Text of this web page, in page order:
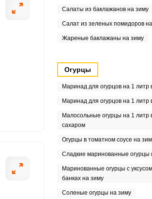
Салаты из баклажанов на зиму
Салат из зеленых помидоров
Жареные баклажаны на зиму
Огурцы
Маринад для огурцов на 1 литр
Маринад для огурцов на 1 литр
Малосольные огурцы на 1 литр
сахаром
Огурцы в томатном соусе на
Сладкие маринованные огурцы
Маринованные огурцы с
банках на зиму
Соленые огурцы на зиму